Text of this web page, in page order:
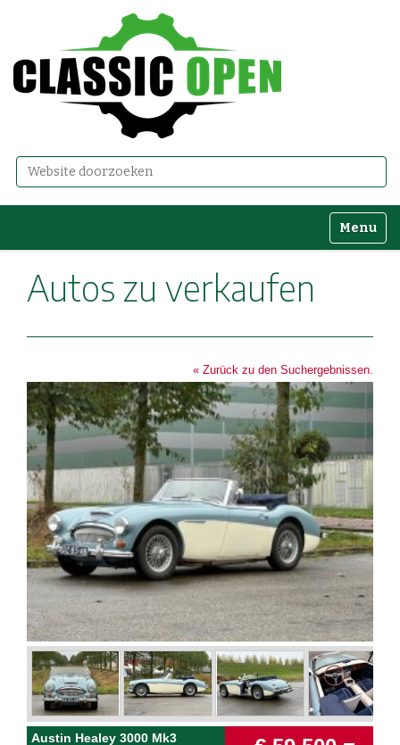
Zoek
Toggle
Autos zu verkaufen
« Zurück zu den Suchergebnissen.
Austin Healey 3000 Mk3